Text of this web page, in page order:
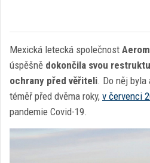
Mexická letecká společnost
úspěšně dokončila svou
ochrany před věřiteli. Do něj
téměř před dvěma roky, v červenci
pandemie Covid-19.